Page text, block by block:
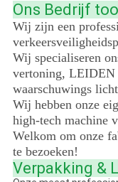
Ons Bedrijf
Wij zijn een
Wij specialiseren
vertoning, LEIDEN
waarschuwings
Wij hebben onze
high-tech machine
Welkom om onze
te bezoeken!
Verpakking &